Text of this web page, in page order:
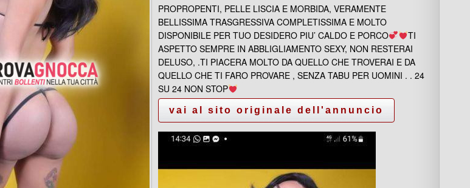
PROPROPENTI, PELLE LISCIA E MORBIDA, VERAMENTE
BELLISSIMA TRASGRESSIVA COMPLETISSIMA E MOLTO
DISPONIBILE PER TUO DESIDERO PIU’ CALDO E PORCO
TI
ASPETTO SEMPRE IN ABBLIGLIAMENTO SEXY, NON RESTERAI
DELUSO, .TI PIACERA MOLTO DA QUELLO CHE TROVERAI E DA
QUELLO CHE TI FARO PROVARE , SENZA TABU PER UOMINI . . 24
SU 24 NON STOP